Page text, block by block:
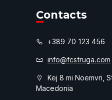
Contacts
+389 70 123 456
info@fcstruga.com
Kej 8 mi Noemvri,
Macedonia